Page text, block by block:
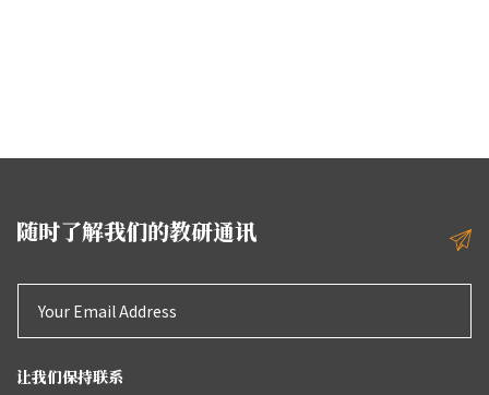
随时了解我们的教研通讯
让我们保持联系